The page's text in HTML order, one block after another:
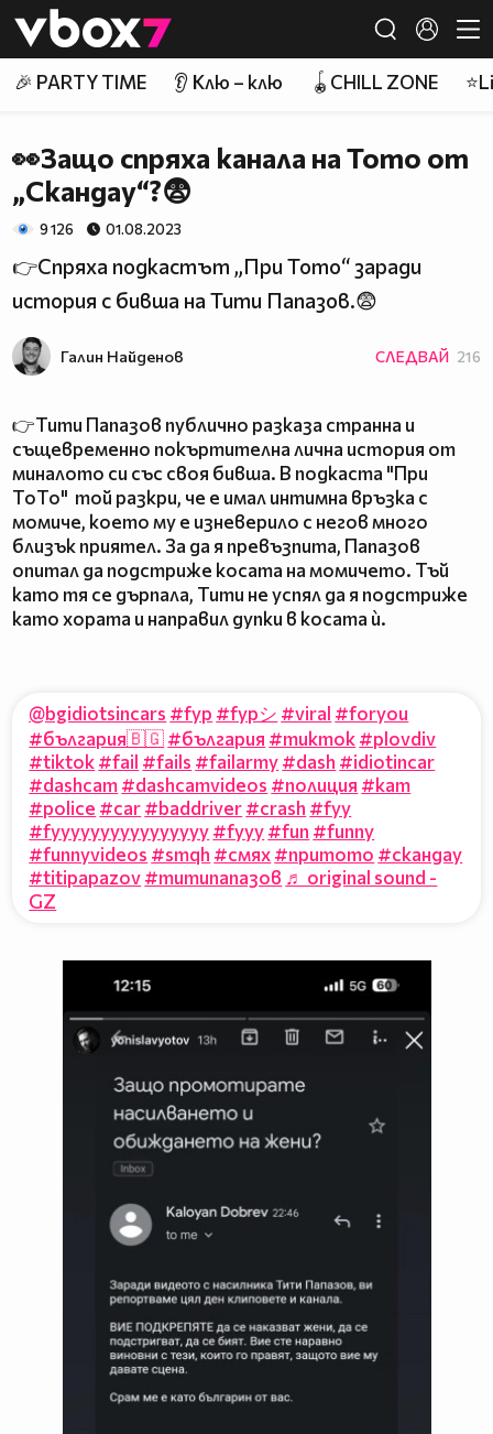
👾
🎉 PARTY TIME 👂 Клю – клю 🪀CHILL ZONE
👀Защо спряха канала на Тото от
„Скандау“?😨
9 126 01.08.2023
👉Спряха подкастът „При Тото“ заради
история с бивша на Тити Папазов.😨
Галин Найденов СЛЕДВАЙ 216
👉Тити Папазов публично разказа странна и
същевременно покъртителна лична история от
миналото си със своя бивша. В подкаста "При
ТоТо" той разкри, че е имал интимна връзка с
момиче, което му е изневерило с негов много
близък приятел. За да я превъзпита, Папазов
опитал да подстриже косата на момичето. Тъй
като тя се дърпала, Тити не успял да я подстриже
като хората и направил дупки в косата ѝ.
@bgidiotsincars #fyp #fypシ #viral #foryou
#българия🇧🇬#българия #тикток#plovdiv
#tiktok#fail #fails #failarmy#dash #idiotincar
#dashcam#dashcamvideos #полиция #кат
#police #car#baddriver#crash #fyy
#fyyyyyyyyyyyyyyyy#fyyy#fun #funny
#funnyvideos #smqh #смях#притото #скандау
#titipapazov#титипапазов ♬ original sound -
GZ